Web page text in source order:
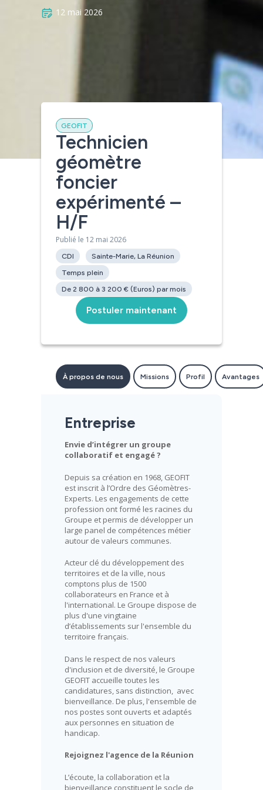
12 mai 2026
[contact-form-7 id= »4450″]
GEOFIT
Technicien
géomètre
foncier
expérimenté –
H/F
Publié le 12 mai 2026
CDI
Sainte-Marie, La Réunion
Temps plein
De 2 800 à 3 200 € (Euros) par mois
Postuler maintenant
À propos de nous Missions Profil Avantages
Entreprise
Envie d’intégrer un groupe
collaboratif et engagé ?
Depuis sa création en 1968, GEOFIT
est inscrit à l’Ordre des Géomètres-
Experts. Les engagements de cette
profession ont formé les racines du
Groupe et permis de développer un
large panel de compétences métier
autour de valeurs communes.
Acteur clé du développement des
territoires et de la ville, nous
comptons plus de 1500
collaborateurs en France et à
l'international. Le Groupe dispose de
plus d'une vingtaine
d’établissements sur l'ensemble du
territoire français.
Dans le respect de nos valeurs
d'inclusion et de diversité, le Groupe
GEOFIT accueille toutes les
candidatures, sans distinction, avec
bienveillance. De plus, l'ensemble de
nos postes sont ouverts et adaptés
aux personnes en situation de
handicap.
Rejoignez l'agence de la Réunion
L’écoute, la collaboration et la
bienveillance constituent le socle de